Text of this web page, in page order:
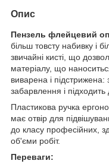
Опис
Пензель флейцевий
більш товсту набивку і
звичайні кисті, що
матеріалу, що
виварена і підстрижена:
забарвлення і
Пластикова ручка
має отвір для
до класу професійних,
об'єми робіт.
Переваги: